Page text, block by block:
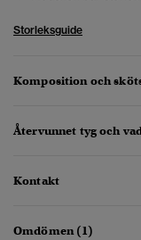
Storleksguide
Komposition och
Återvunnet tyg och
Kontakt
Omdömen (1)